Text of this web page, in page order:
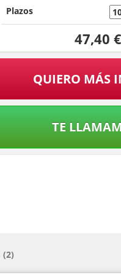
Plazos
47,40
QUIERO MÁS
TE
(2)